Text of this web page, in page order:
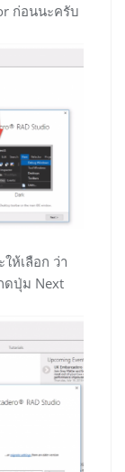
ก่อนนะครับ
ห้เลือก ว่า
ดปุ่ม Next